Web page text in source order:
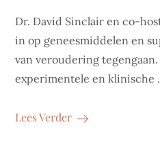
Dr. David Sinclair en co-
in op geneesmiddelen en
van veroudering
experimentele en klinische
Lees Verder